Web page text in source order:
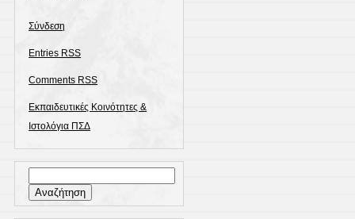
Σύνδεση
Entries RSS
Comments RSS
Εκπαιδευτικές Κοινότητες &
Ιστολόγια ΠΣΔ
για: